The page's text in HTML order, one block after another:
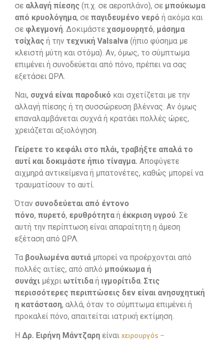
σε αλλαγή πίεσης (π.χ. σε αεροπλάνο), σε μπούκωμα
από κρυολόγημα, σε παγιδευμένο νερό ή ακόμα και
σε φλεγμονή . Δοκιμάστεχασμουρητό, μάσημα
τσίχλας ή την τεχνική Valsalva (ήπιο φύσημα με
κλειστή μύτη και στόμα). Αν, όμως, το σύμπτωμα
επιμένει ή συνοδεύεται από πόνο, πρέπει να σας
εξετάσει ΩΡΛ.
Ναι, συχνά είναι παροδικό και σχετίζεται με την
αλλαγή πίεσης ή τη συσσώρευση βλέννας. Αν όμως
επαναλαμβάνεται συχνά ή κρατάει πολλές ώρες,
χρειάζεται αξιολόγηση.
Γείρετε το κεφάλι στο πλάι, τραβήξτε απαλά το
αυτί και δοκιμάστε ήπιο τίναγμα. Αποφύγετε
αιχμηρά αντικείμενα ή μπατονέτες, καθώς μπορεί να
τραυματίσουν το αυτί.
Όταν συνοδεύεται από έντονο
πόνο, πυρετό, ερυθρότητα ή έκκριση υγρού. Σε
αυτή την περίπτωση είναι απαραίτητη η άμεση
εξέταση από ΩΡΛ.
Τα βουλωμένα αυτιά μπορεί να προέρχονται από
πολλές αιτίες, από απλό μπούκωμα ή
συνάχι μέχρι ωτίτιδα ή ιγμορίτιδα. Στις
περισσότερες περιπτώσεις δεν είναι ανησυχητική
η κατάσταση, αλλά, όταν το σύμπτωμα επιμένει ή
προκαλεί πόνο, απαιτείται ιατρική εκτίμηση.
Η Δρ. Ειρήνη Μάντζαρη είναι χειρουργός –